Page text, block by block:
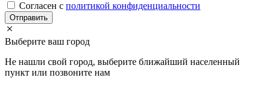
Cогласен с политикой конфиденциальности
Отправить
Выберите ваш город
Не нашли свой город, выберите ближайший населенный
пункт или позвоните нам